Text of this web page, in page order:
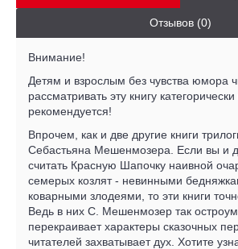
Отзывов (0)
Внимание!
Детям и взрослым без чувства юмора
рассматривать эту книгу
рекомендуется!
Впрочем, как и две другие книги
Себастьяна Мешенмозера. Если вы и
считать Красную Шапочку наивной
семерых козлят - невинными
коварными злодеями, то эти книги
Ведь в них С. Мешенмозер так
перекраивает характеры сказочных
читателей захватывает дух. Хотите